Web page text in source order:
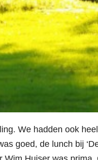
We hadden ook
goed, de lunch bij